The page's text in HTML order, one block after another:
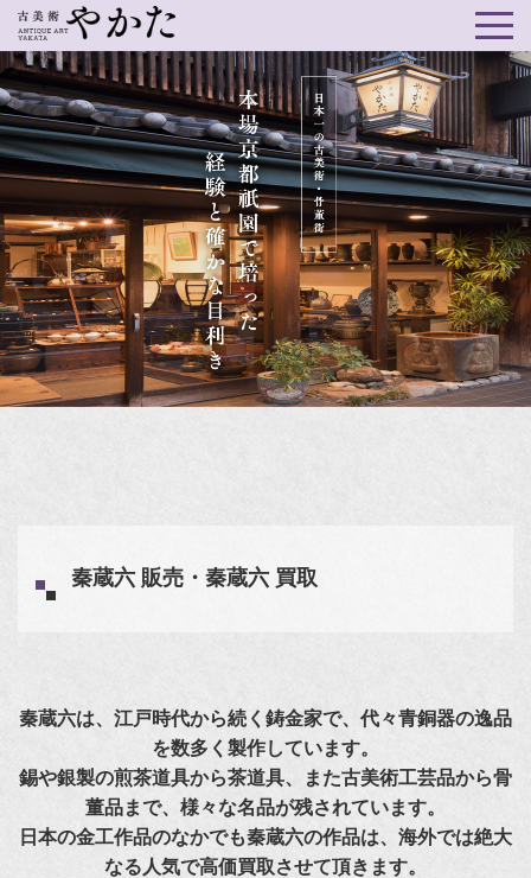
秦蔵六 販売・秦蔵六 買取
秦蔵六は、江戸時代から続く鋳金家で、代々青銅器の逸品
を数多く製作しています。
錫や銀製の煎茶道具から茶道具、また古美術工芸品から骨
董品まで、様々な名品が残されています。
日本の金工作品のなかでも秦蔵六の作品は、海外では絶大
なる人気で高価買取させて頂きます。